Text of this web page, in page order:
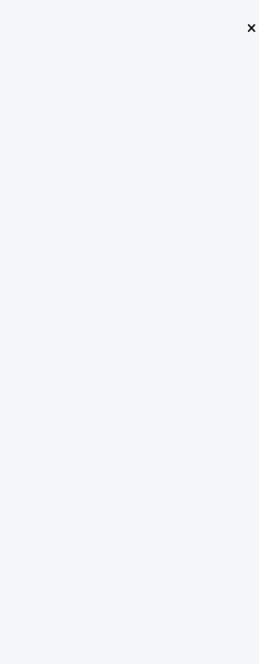
×
شیپور
«بازار تخصصی خرید و فروش ملک
خود قدم متفاوت‌تر و خلاقانه‌تری
داشت. در این نوشته از جزییات